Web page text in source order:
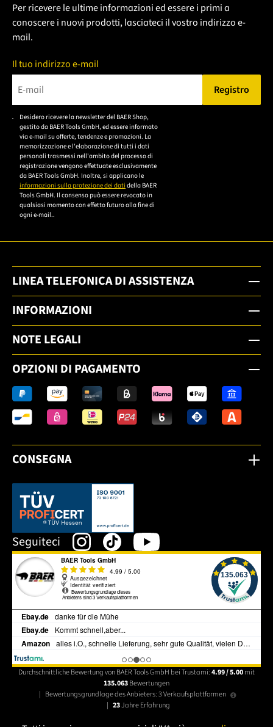
Per ricevere le ultime informazioni ed essere i primi a
conoscere i nuovi prodotti, lasciateci il vostro indirizzo e-
mail.
Il tuo indirizzo e-mail
Bitte geben Sie eine gültige E-Mail-Adresse ein.
Registro
Desidero ricevere la newsletter del BAER Shop,
gestito da BAER Tools GmbH, ed essere informato
via e-mail su offerte, tendenze e promozioni. La
memorizzazione e l'elaborazione di tutti i dati
personali trasmessi nell'ambito del processo di
registrazione vengono effettuate esclusivamente
da BAER Tools GmbH. Inoltre, si applicano le
informazioni sulla protezione dei dati della BAER
Tools GmbH. Il consenso può essere revocato in
qualsiasi momento con effetto futuro alla fine di
ogni e-mail..
LINEA TELEFONICA DI ASSISTENZA
INFORMAZIONI
NOTE LEGALI
OPZIONI DI PAGAMENTO
CONSEGNA
Dieser Link öffnet sich in einem neuen Tab.
Seguiteci
Durchschnittliche Bewertung von BAER Tools GmbH bei Trustami:4.99 / 5.00mit
135.063Bewertungen
| Bewertungsgrundlage des Anbieters: 3 Verkaufsplattformen
| 23Jahre Erfahrung